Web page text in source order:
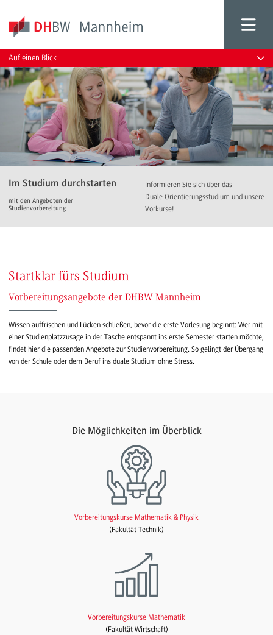
Im Studium durchstarten
mit den Angeboten der
Studienvorbereitung
Informieren Sie sich über das
Duale Orientierungsstudium und unsere
Vorkurse!
Auf einen Blick
Startklar fürs Studium
Vorbereitungsangebote der DHBW Mannheim
Wissen auffrischen und Lücken schließen, bevor die erste Vorlesung beginnt: Wer mit
einer Studienplatzzusage in der Tasche entspannt ins erste Semester starten möchte,
findet hier die passenden Angebote zur Studienvorbereitung. So gelingt der Übergang
von der Schule oder dem Beruf ins duale Studium ohne Stress.
Die Möglichkeiten im Überblick
Vorbereitungskurse Mathematik & Physik
(Fakultät Technik)
Vorbereitungskurse Mathematik
(Fakultät Wirtschaft)